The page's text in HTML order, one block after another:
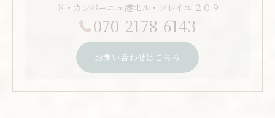
ド・カンパーニュ港北ル・ソレイユ ２０９
070-2178-6143
お問い合わせはこちら